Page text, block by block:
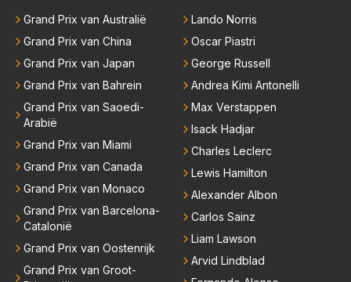
Grand Prix van Australië
Grand Prix van China
Grand Prix van Japan
Grand Prix van Bahrein
Grand Prix van Saoedi-
Arabië
Grand Prix van Miami
Grand Prix van Canada
Grand Prix van Monaco
Grand Prix van Barcelona-
Catalonië
Grand Prix van Oostenrijk
Grand Prix van Groot-
Lando Norris
Oscar Piastri
George Russell
Andrea Kimi Antonelli
Max Verstappen
Isack Hadjar
Charles Leclerc
Lewis Hamilton
Alexander Albon
Carlos Sainz
Liam Lawson
Arvid Lindblad